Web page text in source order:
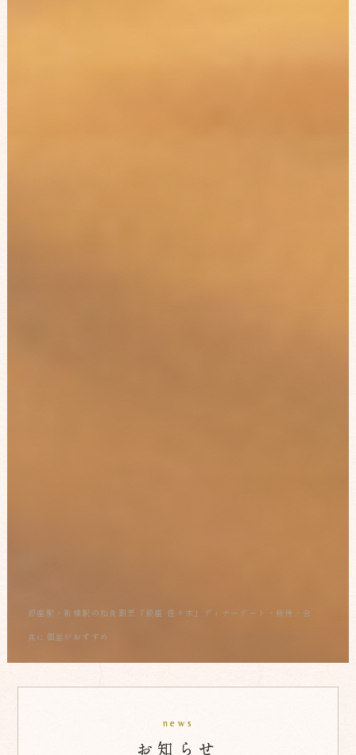
銀座駅・新橋駅の和食割烹「銀座 佐々木」ディナーデート・接待・会
食に個室がおすすめ
news
お知らせ